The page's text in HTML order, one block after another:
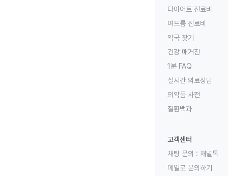
다이어트 진료비
여드름 진료비
약국 찾기
건강 매거진
1분 FAQ
실시간 의료상담
의약품 사전
질환백과
고객센터
채팅 문의 : 채널톡
메일로 문의하기